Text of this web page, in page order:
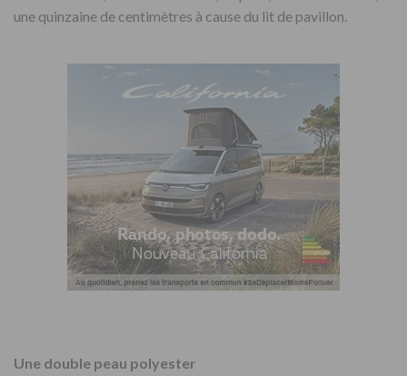
une quinzaine de centimètres à cause du lit de pavillon.
Une double peau polyester